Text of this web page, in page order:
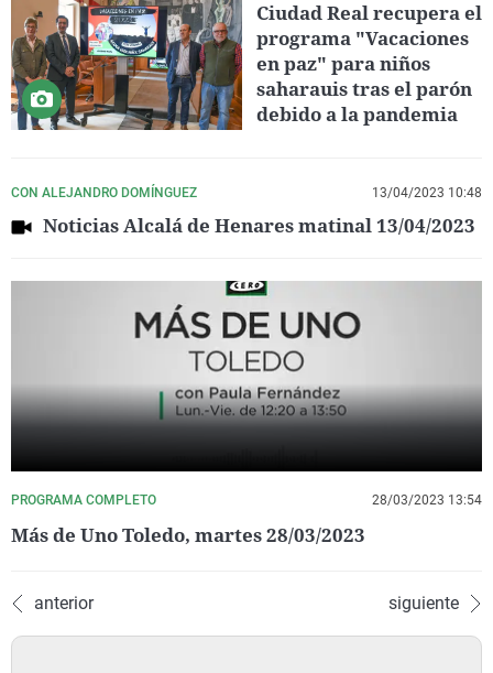
Ciudad Real recupera el
programa "Vacaciones
en paz" para niños
saharauis tras el parón
debido a la pandemia
CON ALEJANDRO DOMÍNGUEZ 13/04/2023 10:48
Noticias Alcalá de Henares matinal 13/04/2023
PROGRAMA COMPLETO 28/03/2023 13:54
Más de Uno Toledo, martes 28/03/2023
anterior siguiente